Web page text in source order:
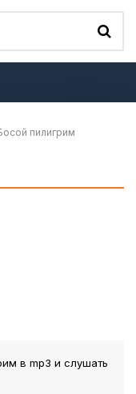
пилигрим
в mp3 и слушать